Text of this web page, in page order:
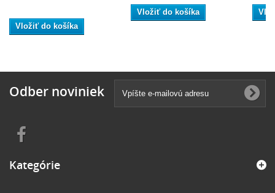
Vložiť do košíka
Vložiť do košíka
Odber noviniek
Kategórie